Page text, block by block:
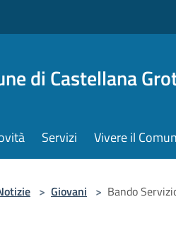
di Castellana
Servizi Vivere il
> Giovani > Bando